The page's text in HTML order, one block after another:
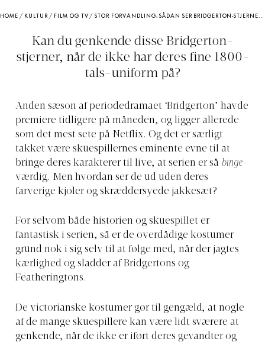
HOME / KULTUR/ FILM OG TV /STOR FORVANDLING: SÅDAN SER BRIDGERTON-STJERNERNE UD UDEN DERES FINE KOSTUMER
Kan du genkende disse Bridgerton-
stjerner, når de ikke har deres fine 1800-
tals-uniform på?
Anden sæson af periodedramaet ‘Bridgerton’ havde
premiere tidligere på måneden, og ligger allerede
som det mest sete på Netflix. Og det er særligt
takket være skuespillernes eminente evne til at
bringe deres karakterer til live, at serien er så binge-
værdig. Men hvordan ser de ud uden deres
farverige kjoler og skræddersyede jakkesæt?
For selvom både historien og skuespillet er
fantastisk i serien, så er de overdådige kostumer
grund nok i sig selv til at følge med, når der jagtes
kærlighed og sladder af Bridgertons og
Featheringtons.
De victorianske kostumer gør til gengæld, at nogle
af de mange skuespillere kan være lidt sværere at
genkende, når de ikke er iført deres gevandter og